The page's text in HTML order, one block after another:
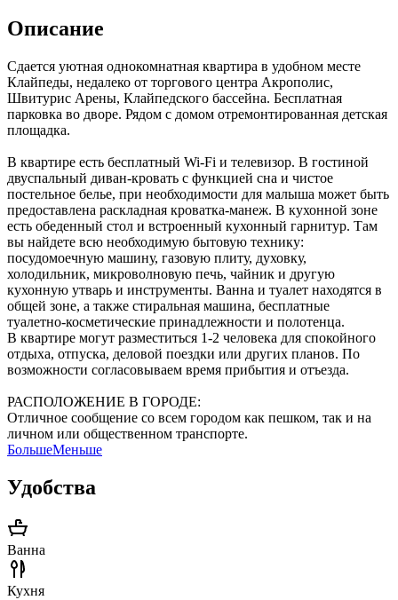
Описание
Сдается уютная однокомнатная квартира в удобном месте
Клайпеды, недалеко от торгового центра Акрополис,
Швитурис Арены, Клайпедского бассейна. Бесплатная
парковка во дворе. Рядом с домом отремонтированная детская
площадка.
В квартире есть бесплатный Wi-Fi и телевизор. В гостиной
двуспальный диван-кровать с функцией сна и чистое
постельное белье, при необходимости для малыша может быть
предоставлена ​​раскладная кроватка-манеж. В кухонной зоне
есть обеденный стол и встроенный кухонный гарнитур. Там
вы найдете всю необходимую бытовую технику:
посудомоечную машину, газовую плиту, духовку,
холодильник, микроволновую печь, чайник и другую
кухонную утварь и инструменты. Ванна и туалет находятся в
общей зоне, а также стиральная машина, бесплатные
туалетно-косметические принадлежности и полотенца.
В квартире могут разместиться 1-2 человека для спокойного
отдыха, отпуска, деловой поездки или других планов. По
возможности согласовываем время прибытия и отъезда.
РАСПОЛОЖЕНИЕ В ГОРОДЕ:
Отличное сообщение со всем городом как пешком, так и на
личном или общественном транспорте.
БольшеМеньше
Удобства
Ванна
Кухня